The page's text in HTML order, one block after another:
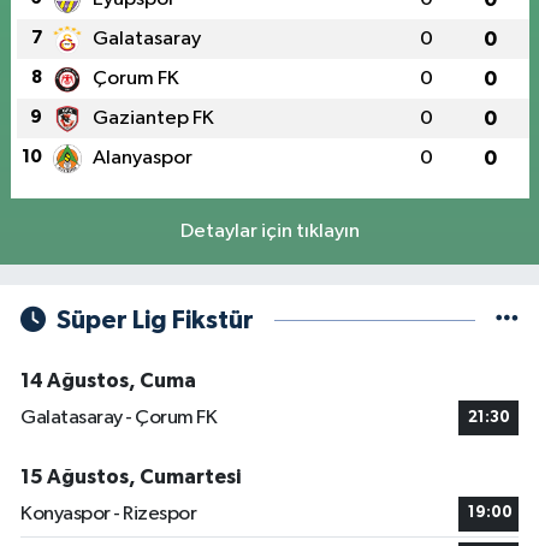
7 Galatasaray 0 0
8 Çorum FK 0 0
9 Gaziantep FK 0 0
10 Alanyaspor 0 0
Detaylar için tıklayın
Süper Lig Fikstür
14 Ağustos, Cuma
Galatasaray - Çorum FK
21:30
15 Ağustos, Cumartesi
Konyaspor - Rizespor
19:00